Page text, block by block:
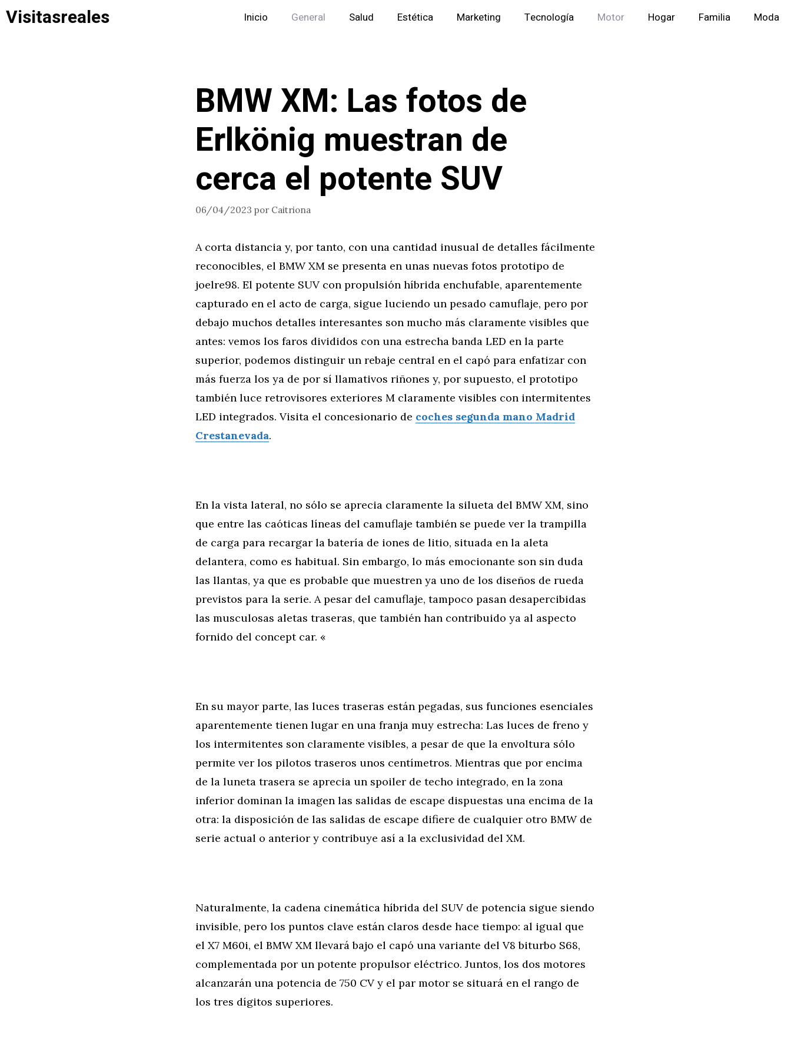
Saltar
Visitasreales Inicio General Salud Estética Marketing Tecnología Motor Hogar Familia Moda
BMW XM: Las fotos de
Erlkönig muestran de
cerca el potente SUV
06/04/2023 por Caitriona
A corta distancia y, por tanto, con una cantidad inusual de detalles fácilmente
reconocibles, el BMW XM se presenta en unas nuevas fotos prototipo de
joelre98. El potente SUV con propulsión híbrida enchufable, aparentemente
capturado en el acto de carga, sigue luciendo un pesado camuflaje, pero por
debajo muchos detalles interesantes son mucho más claramente visibles que
antes: vemos los faros divididos con una estrecha banda LED en la parte
superior, podemos distinguir un rebaje central en el capó para enfatizar con
más fuerza los ya de por sí llamativos riñones y, por supuesto, el prototipo
también luce retrovisores exteriores M claramente visibles con intermitentes
LED integrados. Visita el concesionario de coches segunda mano Madrid
Crestanevada.
En la vista lateral, no sólo se aprecia claramente la silueta del BMW XM, sino
que entre las caóticas líneas del camuflaje también se puede ver la trampilla
de carga para recargar la batería de iones de litio, situada en la aleta
delantera, como es habitual. Sin embargo, lo más emocionante son sin duda
las llantas, ya que es probable que muestren ya uno de los diseños de rueda
previstos para la serie. A pesar del camuflaje, tampoco pasan desapercibidas
las musculosas aletas traseras, que también han contribuido ya al aspecto
fornido del concept car. «
En su mayor parte, las luces traseras están pegadas, sus funciones esenciales
aparentemente tienen lugar en una franja muy estrecha: Las luces de freno y
los intermitentes son claramente visibles, a pesar de que la envoltura sólo
permite ver los pilotos traseros unos centímetros. Mientras que por encima
de la luneta trasera se aprecia un spoiler de techo integrado, en la zona
inferior dominan la imagen las salidas de escape dispuestas una encima de la
otra: la disposición de las salidas de escape difiere de cualquier otro BMW de
serie actual o anterior y contribuye así a la exclusividad del XM.
Naturalmente, la cadena cinemática híbrida del SUV de potencia sigue siendo
invisible, pero los puntos clave están claros desde hace tiempo: al igual que
el X7 M60i, el BMW XM llevará bajo el capó una variante del V8 biturbo S68,
complementada por un potente propulsor eléctrico. Juntos, los dos motores
alcanzarán una potencia de 750 CV y el par motor se situará en el rango de
los tres dígitos superiores.